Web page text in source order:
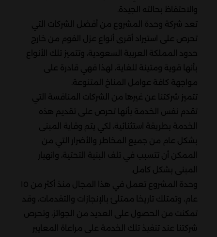
والاحتفاظ بحالته الجيدة.
تعد شركة وحدة المشروع من أفضل الشركات التي
تحرص على استيراد أقرى أنواع عزل الفوم من خارج
حدود المملكة العربية السعودية، وتتميز تلك الأنواع
بأنها قوية ومتينة للغاية، لهذا فهي قادرة على
مواجهة كافة عوامل المناخ المتنوعة.
تتميز شركتنا عن غيرها من الشركات المنافسة التي
تقدم نفس الخدمة بأنها تحرص على تقديم هذه
الخدمة بطريقة استثنائية، لكي يتم وقاية المبنى
بشكل عام من جميع المخاطر والأضرار التي من
الممكن أن تتسبب في تلف البنية التحتية، وانهيار
المبنى بشكل كامل.
وحدة المشروع تعمل في هذا المجال منذ أكثر من ١٥
عام، وتمتلك تاريخًا ممتلئ بالإنجازات والتقدمات، وقد
تمكنت من الحصول على العديد من الجوائز، وتحرص
شركتنا عند تنفيذ تلك الخدمة على مراعاة المعايير